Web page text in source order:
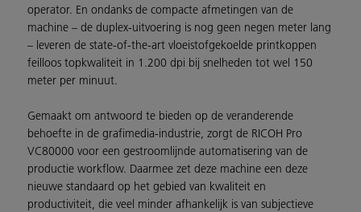
operator. En ondanks de compacte afmetingen van de
machine – de duplex-uitvoering is nog geen negen meter lang
– leveren de state-of-the-art vloeistofgekoelde printkoppen
feilloos topkwaliteit in 1.200 dpi bij snelheden tot wel 150
meter per minuut.
Gemaakt om antwoord te bieden op de veranderende
behoefte in de grafimedia-industrie, zorgt de RICOH Pro
VC80000 voor een gestroomlijnde automatisering van de
productie workflow. Daarmee zet deze machine een deze
nieuwe standaard op het gebied van kwaliteit en
productiviteit, die veel minder afhankelijk is van subjectieve